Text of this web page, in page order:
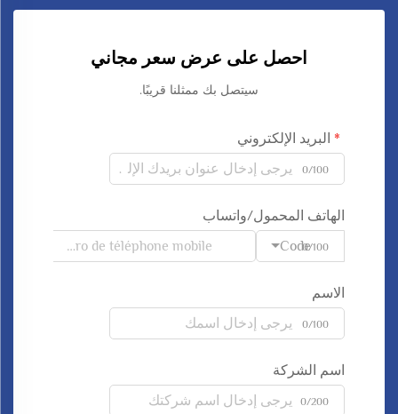
احصل على عرض سعر مجاني
سيتصل بك ممثلنا قريبًا.
البريد الإلكتروني
0/100
الهاتف المحمول/واتساب
Code0/100
الاسم
0/100
اسم الشركة
0/200